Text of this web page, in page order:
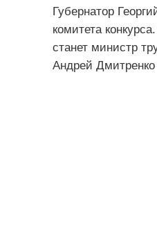
Губернатор
комитета
станет министр
Андрей Дмитренко